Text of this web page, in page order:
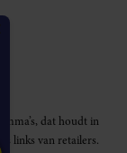
dat houdt in
links van retailers.